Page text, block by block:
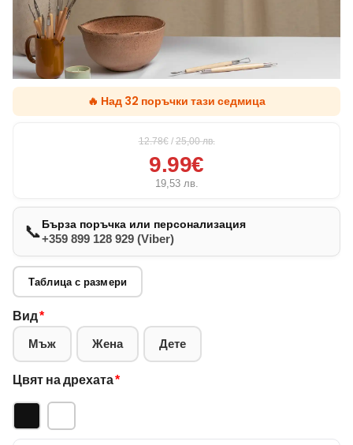
🔥 Над 32 поръчки тази седмица
12.78€ / 25,00лв.
9.99€
19,53 лв.
📞Бърза поръчка или персонализация
+359 899 128 929 (Viber)
Таблица с размери
Вид*
Мъж Жена Дете
Цвят на дрехата*